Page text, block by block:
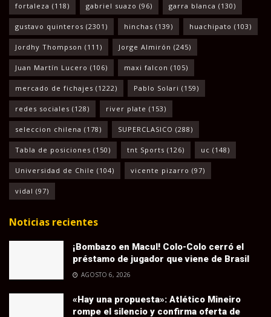
fortaleza (118) gabriel suazo (96) garra blanca (130)
gustavo quinteros (2301) hinchas (139) huachipato (103)
Jordhy Thompson (111) Jorge Almirón (245)
Juan Martín Lucero (106) maxi falcon (105)
mercado de fichajes (1222) Pablo Solari (159)
redes sociales (128) river plate (153)
seleccion chilena (178) SUPERCLASICO (288)
Tabla de posiciones (150) tnt Sports (126) uc (148)
Universidad de Chile (104) vicente pizarro (97)
vidal (97)
Noticias recientes
¡Bombazo en Macul! Colo-Colo cerró el
préstamo de jugador que viene de Brasil
AGOSTO 6, 2026
«Hay una propuesta»: Atlético Mineiro
rompe el silencio y confirma oferta de